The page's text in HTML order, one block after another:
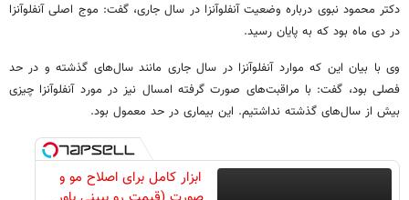
دکتر محمود نبوی درباره وضعیت آنفلوآنزا در سال جاری، گفت: موج اصلی آنفلوآنزا
در دی ماه بود که به پایان رسید.
وی با بیان این که موارد آنفلوآنزا در سال جاری مانند سال‌های گذشته و در حد
فصلی بود، گفت: با مراقبت‌های صورت گرفته امسال نیز در مورد آنفلوآنزا چیزی
بیش از سال‌های گذشته نداشتیم. این بیماری در حد معمول بود.
ابزار کامل برای اصلاح مو و